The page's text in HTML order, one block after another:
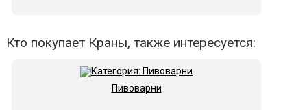
Кто покупает Краны, также интересуется:
Пивоварни